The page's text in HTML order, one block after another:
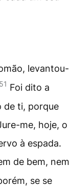
levantou-
51 Foi dito a
de ti, porque
me, hoje, o
à espada.
de bem, nem
se se